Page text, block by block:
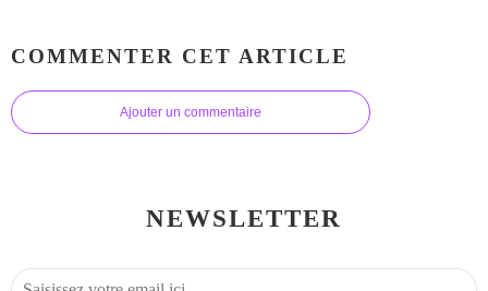
COMMENTER CET ARTICLE
Ajouter un commentaire
NEWSLETTER